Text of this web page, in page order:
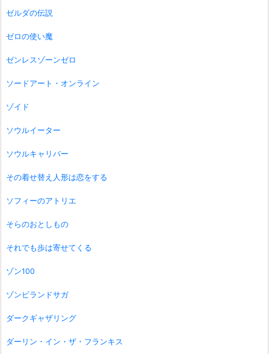
ゼルダの伝説
ゼロの使い魔
ゼンレスゾーンゼロ
ソードアート・オンライン
ゾイド
ソウルイーター
ソウルキャリバー
その着せ替え人形は恋をする
ソフィーのアトリエ
そらのおとしもの
それでも歩は寄せてくる
ゾン100
ゾンビランドサガ
ダークギャザリング
ダーリン・イン・ザ・フランキス